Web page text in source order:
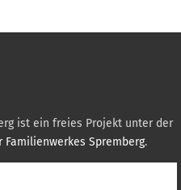
ist ein freies Projekt unter der
Familienwerkes Spremberg.